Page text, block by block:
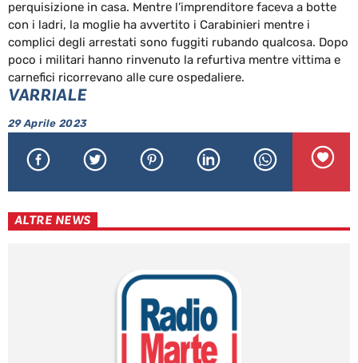
perquisizione in casa. Mentre l’imprenditore faceva a botte
con i ladri, la moglie ha avvertito i Carabinieri mentre i
complici degli arrestati sono fuggiti rubando qualcosa. Dopo
poco i militari hanno rinvenuto la refurtiva mentre vittima e
carnefici ricorrevano alle cure ospedaliere.
VARRIALE
29 Aprile 2023
ALTRE NEWS